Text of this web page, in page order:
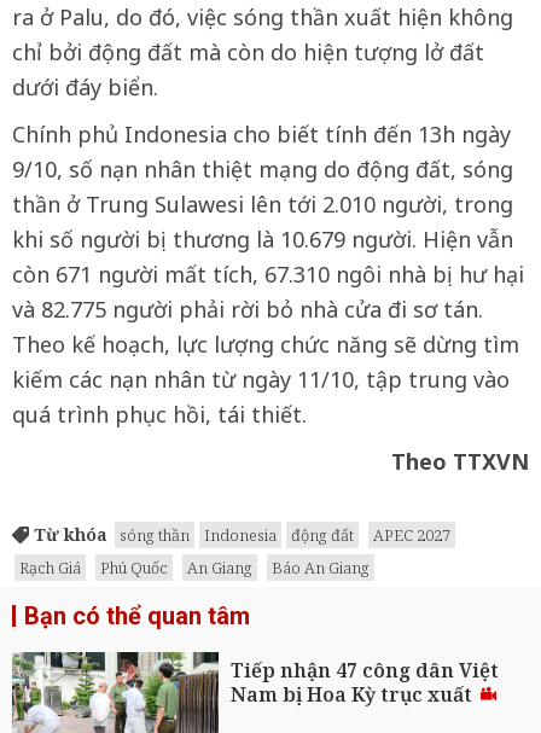
ra ở Palu, do đó, việc sóng thần xuất hiện không
chỉ bởi động đất mà còn do hiện tượng lở đất
dưới đáy biển.
Chính phủ Indonesia cho biết tính đến 13h ngày
9/10, số nạn nhân thiệt mạng do động đất, sóng
thần ở Trung Sulawesi lên tới 2.010 người, trong
khi số người bị thương là 10.679 người. Hiện vẫn
còn 671 người mất tích, 67.310 ngôi nhà bị hư hại
và 82.775 người phải rời bỏ nhà cửa đi sơ tán.
Theo kế hoạch, lực lượng chức năng sẽ dừng tìm
kiếm các nạn nhân từ ngày 11/10, tập trung vào
quá trình phục hồi, tái thiết.
Theo TTXVN
Từ khóa sóng thần Indonesia động đất
APEC 2027
Rạch Giá
Phú Quốc An Giang Báo An Giang
Bạn có thể quan tâm
Tiếp nhận 47 công dân Việt
Nam bị Hoa Kỳ trục xuất